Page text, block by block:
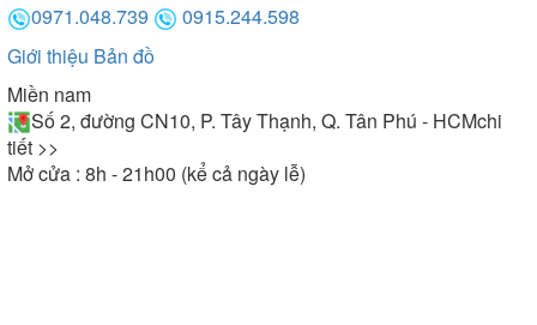
0971.048.739
0915.244.598
Giới thiệu Bản đồ
Miền nam
Số 2, đường CN10, P. Tây Thạnh, Q. Tân Phú - HCMchi
tiết >>
Mở cửa : 8h - 21h00 (kể cả ngày lễ)